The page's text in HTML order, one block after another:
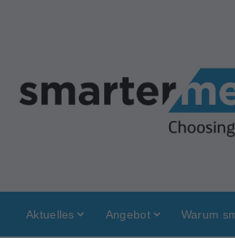
Aktuelles Angebot Warum